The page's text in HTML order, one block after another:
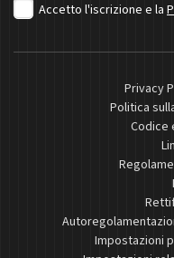
Accetto l'iscrizione e la
Privacy
Politica
Codice
Impostazioni